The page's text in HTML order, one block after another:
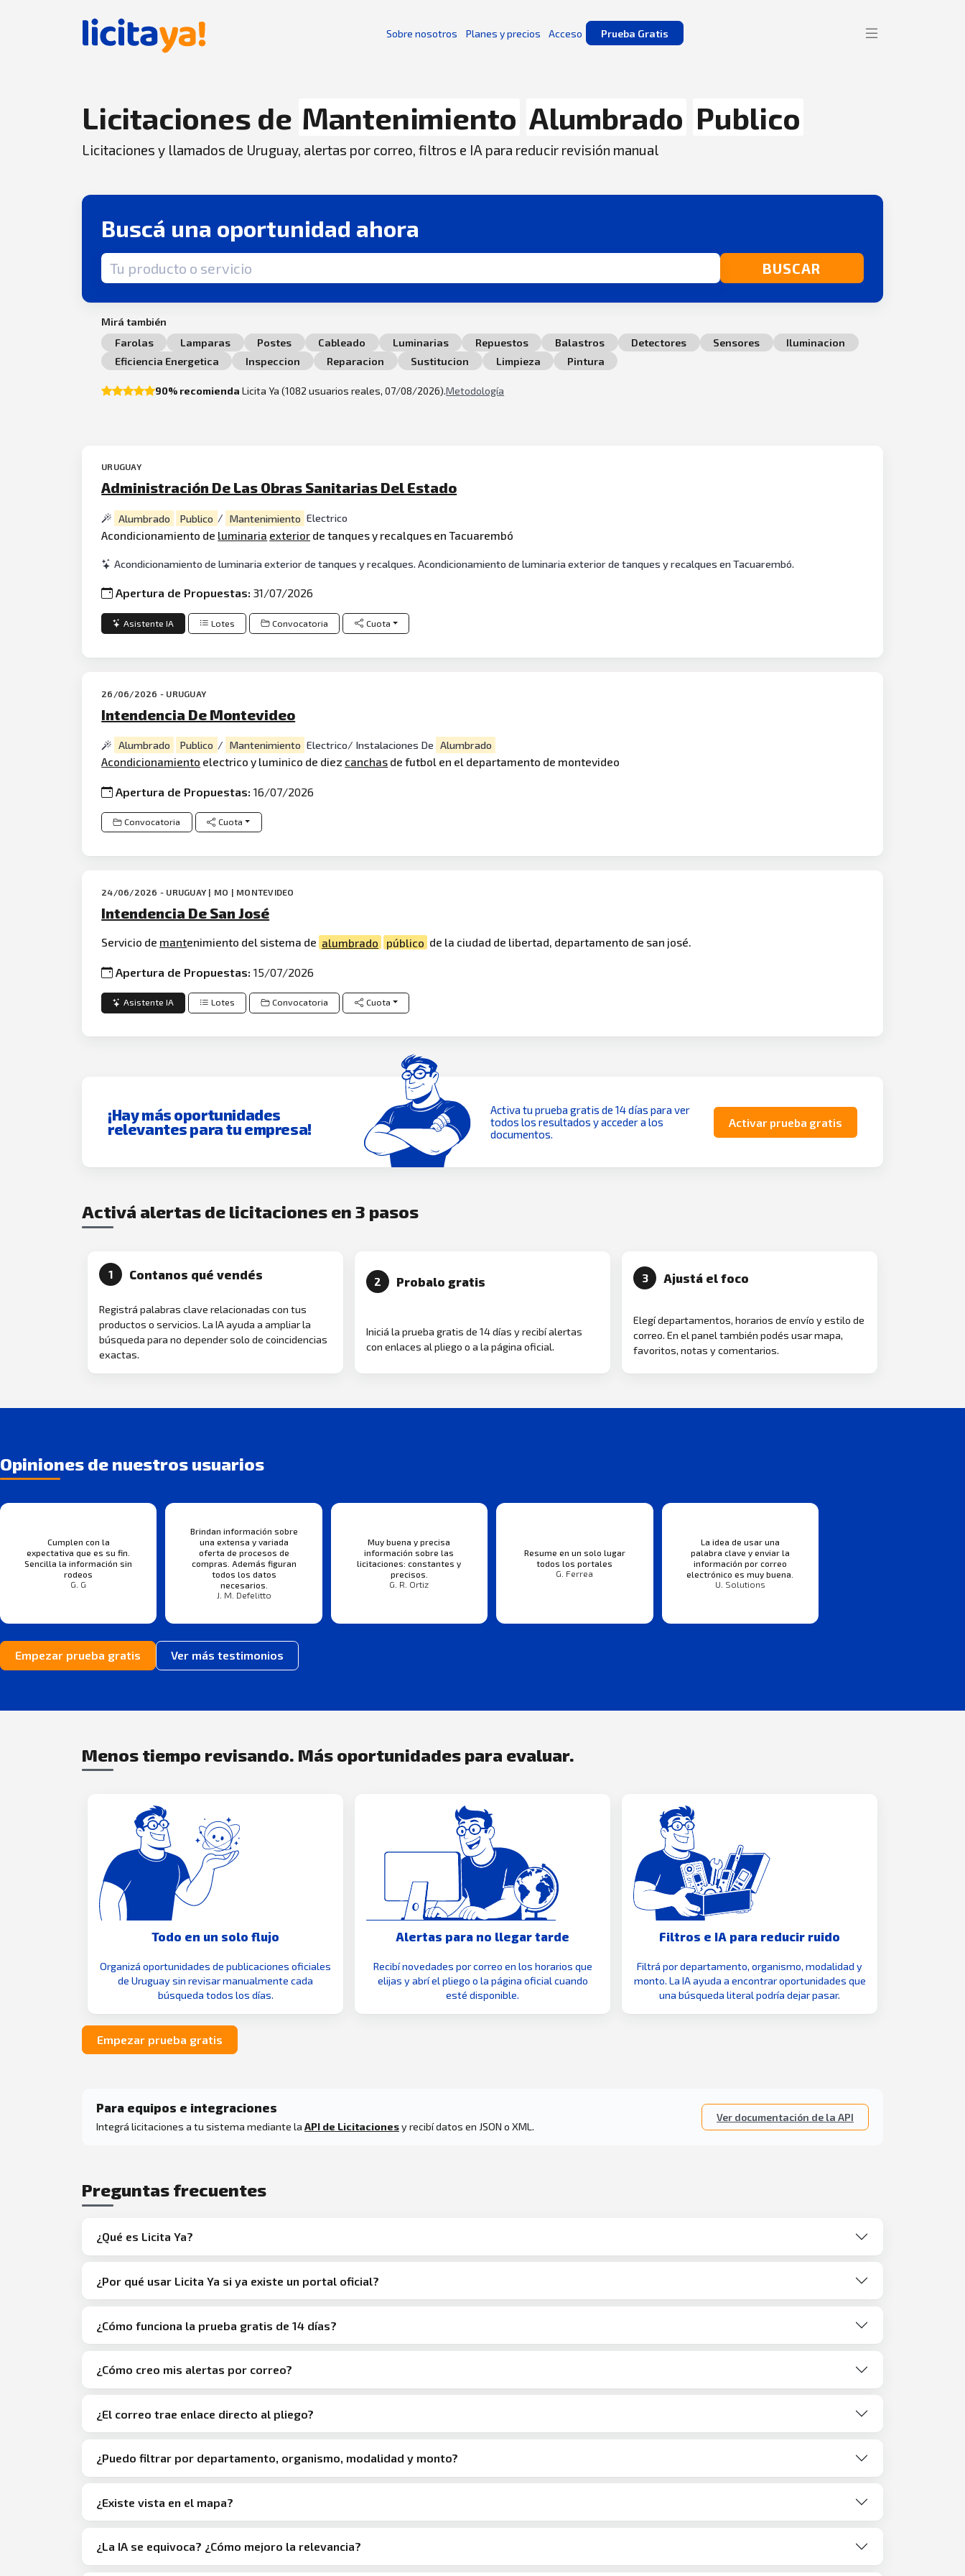
Sobre nosotros Planes y precios Acceso Prueba Gratis
Licitaciones de Mantenimiento Alumbrado Publico
Licitaciones y llamados de Uruguay, alertas por correo, filtros e IA para reducir revisión manual
Buscá una oportunidad ahora
Término de búsqueda BUSCAR
Mirá también
Farolas
Lamparas Postes Cableado Luminarias Repuestos Balastros Detectores Sensores
Iluminacion
Eficiencia Energetica
Inspeccion Reparacion Sustitucion Limpieza Pintura
90% recomienda Licita Ya (1082 usuarios reales, 07/08/2026).Metodología
URUGUAY
Administración De Las Obras Sanitarias Del Estado
Alumbrado Publico / Mantenimiento Electrico
Acondicionamiento de luminaria exterior de tanques y recalques en Tacuarembó
Acondicionamiento de luminaria exterior de tanques y recalques. Acondicionamiento de luminaria exterior de tanques y recalques en Tacuarembó.
Apertura de Propuestas:31/07/2026
Asistente IA Lotes Convocatoria Cuota
26/06/2026 - URUGUAY
Intendencia De Montevideo
Alumbrado Publico / Mantenimiento Electrico/ Instalaciones De Alumbrado
Acondicionamiento electrico y luminico de diez canchas de futbol en el departamento de montevideo
Apertura de Propuestas:16/07/2026
Convocatoria Cuota
24/06/2026 - URUGUAY | MO | MONTEVIDEO
Intendencia De San José
Servicio de mantenimiento del sistema de alumbrado público de la ciudad de libertad, departamento de san josé.
Apertura de Propuestas:15/07/2026
Asistente IA Lotes Convocatoria Cuota
¡Hay más oportunidades
relevantes para tu empresa!
Activa tu prueba gratis de 14 días para ver
todos los resultados y acceder a los
documentos.
Activar prueba gratis
Activá alertas de licitaciones en 3 pasos
1 Contanos qué vendés
Registrá palabras clave relacionadas con tus
productos o servicios. La IA ayuda a ampliar la
búsqueda para no depender solo de coincidencias
exactas.
2 Probalo gratis
Iniciá la prueba gratis de 14 días y recibí alertas
con enlaces al pliego o a la página oficial.
3 Ajustá el foco
Elegí departamentos, horarios de envío y estilo de
correo. En el panel también podés usar mapa,
favoritos, notas y comentarios.
Opiniones de nuestros usuarios
Cumplen con la
expectativa que es su fin.
Sencilla la información sin
rodeos
G. G
Brindan información sobre
una extensa y variada
oferta de procesos de
compras. Además figuran
todos los datos
necesarios.
J. M. Defelitto
Muy buena y precisa
información sobre las
licitaciones: constantes y
precisos.
G. R. Ortiz
Resume en un solo lugar
todos los portales
G. Ferrea
La idea de usar una
palabra clave y enviar la
información por correo
electrónico es muy buena.
U. Solutions
Empezar prueba gratis Ver más testimonios
Menos tiempo revisando. Más oportunidades para evaluar.
Todo en un solo flujo
Organizá oportunidades de publicaciones oficiales
de Uruguay sin revisar manualmente cada
búsqueda todos los días.
Alertas para no llegar tarde
Recibí novedades por correo en los horarios que
elijas y abrí el pliego o la página oficial cuando
esté disponible.
Filtros e IA para reducir ruido
Filtrá por departamento, organismo, modalidad y
monto. La IA ayuda a encontrar oportunidades que
una búsqueda literal podría dejar pasar.
Empezar prueba gratis
Para equipos e integraciones
Integrá licitaciones a tu sistema mediante la API de Licitacionesy recibí datos en JSON o XML.
Ver documentación de la API
Preguntas frecuentes
¿Qué es Licita Ya?
¿Por qué usar Licita Ya si ya existe un portal oficial?
¿Cómo funciona la prueba gratis de 14 días?
¿Cómo creo mis alertas por correo?
¿El correo trae enlace directo al pliego?
¿Puedo filtrar por departamento, organismo, modalidad y monto?
¿Existe vista en el mapa?
¿La IA se equivoca? ¿Cómo mejoro la relevancia?